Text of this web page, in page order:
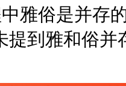
雅俗是并存
提到雅和俗